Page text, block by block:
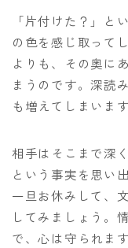
「片付けた？」と
の色を感じ取って
よりも、その奥に
まうのです。深読
も増えてしまいます
相手はそこまで深
という事実を思い
一旦お休みして、
してみましょう。
で、心は守られます